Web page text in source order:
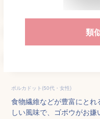
類
ポルカドット(50代・女性)
食物繊維などが豊富にと
しい風味で、ゴボウがお